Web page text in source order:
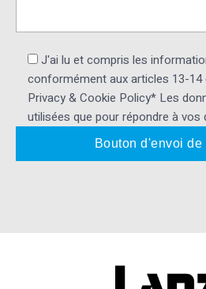
J'ai lu et compris les
conformément aux articles 13-14
Privacy & Cookie Policy* Les
utilisées que pour répondre à vos